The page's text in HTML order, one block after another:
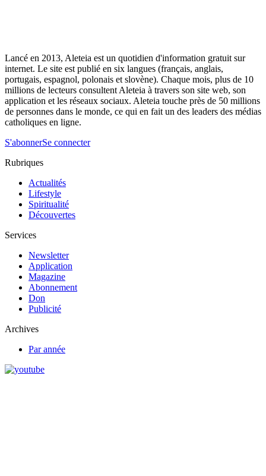
Lancé en 2013, Aleteia est un quotidien d'information gratuit sur
internet. Le site est publié en six langues (français, anglais,
portugais, espagnol, polonais et slovène). Chaque mois, plus de 10
millions de lecteurs consultent Aleteia à travers son site web, son
application et les réseaux sociaux. Aleteia touche près de 50 millions
de personnes dans le monde, ce qui en fait un des leaders des médias
catholiques en ligne.
S'abonnerSe connecter
Rubriques
Actualités
Lifestyle
Spiritualité
Découvertes
Services
Newsletter
Application
Magazine
Abonnement
Don
Publicité
Archives
Par année